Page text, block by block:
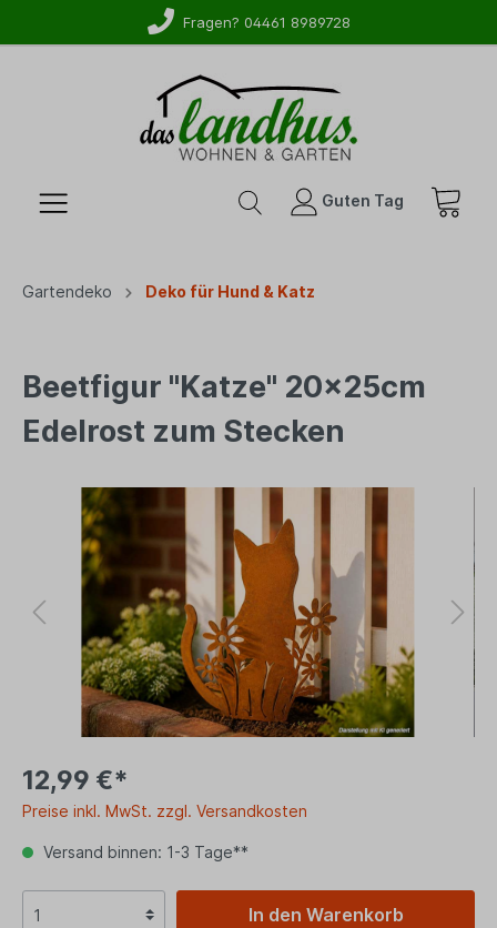
Fragen? 04461 8989728
Guten Tag
Gartendeko Deko für Hund & Katz
Beetfigur "Katze" 20x25cm
Edelrost zum Stecken
12,99 €*
Preise inkl. MwSt. zzgl. Versandkosten
Versand binnen: 1-3 Tage**
In den Warenkorb